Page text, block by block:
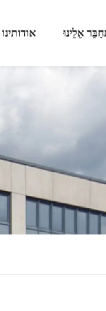
אודותינו אֵלֵינוּ